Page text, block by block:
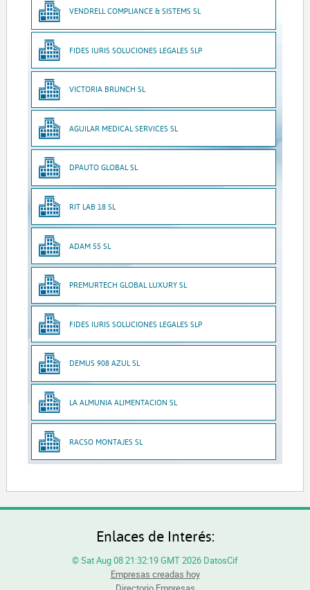
VENDRELL COMPLIANCE & SISTEMS SL
FIDES IURIS SOLUCIONES LEGALES SLP
VICTORIA BRUNCH SL
AGUILAR MEDICAL SERVICES SL
DPAUTO GLOBAL SL
RIT LAB 18 SL
ADAM 55 SL
PREMURTECH GLOBAL LUXURY SL
FIDES IURIS SOLUCIONES LEGALES SLP
DEMUS 908 AZUL SL
LA ALMUNIA ALIMENTACION SL
RACSO MONTAJES SL
Enlaces de Interés:
© Sat Aug 08 21:32:19 GMT 2026 DatosCif
Empresas creadas hoy